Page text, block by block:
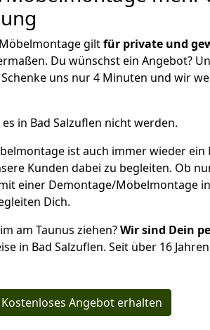
giltfür private und
Du wünschst ein Angebot?
uns nur 4 Minuten und wir
in Bad Salzuflen nicht werden.
ist auch immer wieder ein
Kunden dabei zu begleiten. Ob
einer Demontage/Möbelmontage
Dich.
am Taunus ziehen?Wir sind Dein
in Bad Salzuflen. Seit über 16
Kostenloses Angebot erhalten